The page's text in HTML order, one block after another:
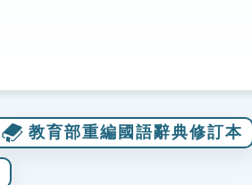
教育部重編國語辭典修訂本